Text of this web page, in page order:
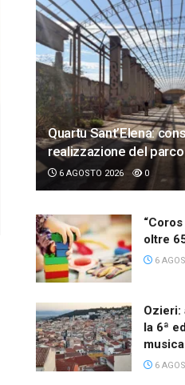
Quartu Sant’Elena:
realizzazione del
6 AGOSTO 2026 0
oltre
6
Ozieri:
la 6ª
6